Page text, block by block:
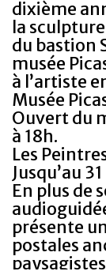
dixième
la
du bastion
musée
à l’artiste
Musée
Ouvert du
à 18h.
Les
Jusqu’au
En plus de
présente
postales